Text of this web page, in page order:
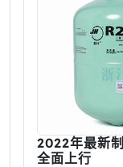
2022年最新
全面上行